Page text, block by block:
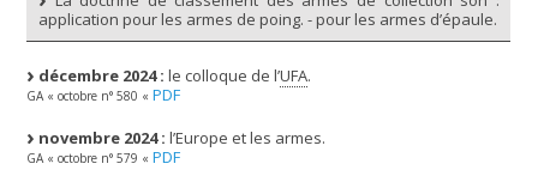
application pour les armes de poing. - pour les armes d’épaule.
décembre 2024 :le colloque de l’UFA.
GA « octobre n° 580 « PDF
novembre 2024 :l’Europe et les armes.
GA « octobre n° 579 « PDF